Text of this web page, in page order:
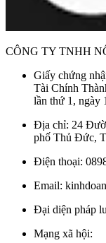
CÔNG TY TNHH
Giấy chứng
Tài Chính
lần thứ 1, ngày
Địa chỉ: 24
phố Thủ Đức,
Điện thoại:
Email:
Đại diện pháp
Mạng xã hội: